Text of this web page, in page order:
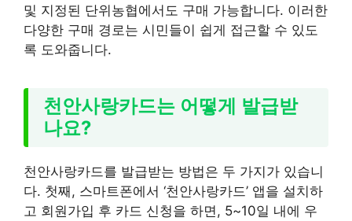
및 지정된 단위농협에서도 구매 가능합니다. 이러한
다양한 구매 경로는 시민들이 쉽게 접근할 수 있도
록 도와줍니다.
천안사랑카드는 어떻게 발급받
나요?
천안사랑카드를 발급받는 방법은 두 가지가 있습니
다. 첫째, 스마트폰에서 ‘천안사랑카드’ 앱을 설치하
고 회원가입 후 카드 신청을 하면, 5~10일 내에 우